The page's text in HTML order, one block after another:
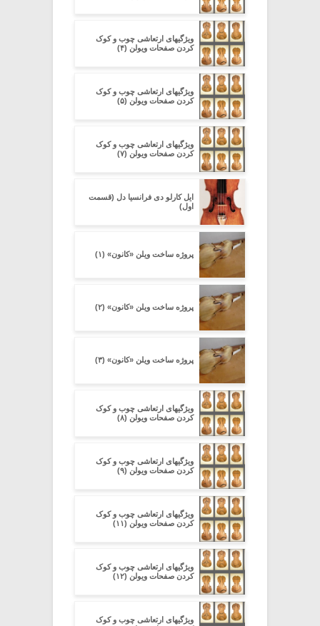
ویژگیهای ارتعاشی چوب و کوک
کردن صفحات ویولن (۴)
ویژگیهای ارتعاشی چوب و کوک
کردن صفحات ویولن (۵)
ویژگیهای ارتعاشی چوب و کوک
کردن صفحات ویولن (۷)
ایل کارلو دی فرانسیا دل (قسمت
اول)
پروژه ساخت ویلن «کانون» (۱)
پروژه ساخت ویلن «کانون» (۲)
پروژه ساخت ویلن «کانون» (۳)
ویژگیهای ارتعاشی چوب و کوک
کردن صفحات ویولن (۸)
ویژگیهای ارتعاشی چوب و کوک
کردن صفحات ویولن (۹)
ویژگیهای ارتعاشی چوب و کوک
کردن صفحات ویولن (۱۱)
ویژگیهای ارتعاشی چوب و کوک
کردن صفحات ویولن (۱۲)
ویژگیهای ارتعاشی چوب و کوک